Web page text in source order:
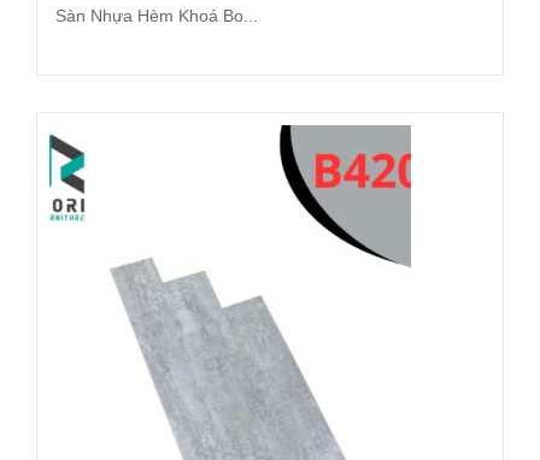
Sàn Nhựa Hèm Khoá Bo...